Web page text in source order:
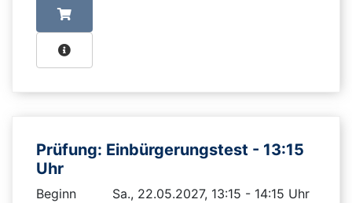
Prüfung: Einbürgerungstest - 13:15
Uhr
Beginn
Sa., 22.05.2027, 13:15 - 14:15 Uhr